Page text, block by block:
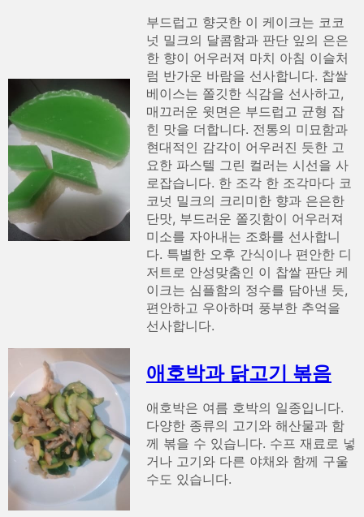
부드럽고 향긋한 이 케이크는 코코
넛 밀크의 달콤함과 판단 잎의 은은
한 향이 어우러져 마치 아침 이슬처
럼 반가운 바람을 선사합니다. 찹쌀
베이스는 쫄깃한 식감을 선사하고,
매끄러운 윗면은 부드럽고 균형 잡
힌 맛을 더합니다. 전통의 미묘함과
현대적인 감각이 어우러진 듯한 고
요한 파스텔 그린 컬러는 시선을 사
로잡습니다. 한 조각 한 조각마다 코
코넛 밀크의 크리미한 향과 은은한
단맛, 부드러운 쫄깃함이 어우러져
미소를 자아내는 조화를 선사합니
다. 특별한 오후 간식이나 편안한 디
저트로 안성맞춤인 이 찹쌀 판단 케
이크는 심플함의 정수를 담아낸 듯,
편안하고 우아하며 풍부한 추억을
선사합니다.
애호박과 닭고기 볶음
애호박은 여름 호박의 일종입니다.
다양한 종류의 고기와 해산물과 함
께 볶을 수 있습니다. 수프 재료로 넣
거나 고기와 다른 야채와 함께 구울
수도 있습니다.